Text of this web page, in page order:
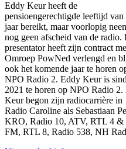
Eddy Keur heeft de
pensioengerechtigde leeftijd van
jaar bereikt, maar voorlopig
nog geen afscheid van de radio.
presentator heeft zijn contract
Omroep PowNed verlengd en
ook het komende jaar te horen
NPO Radio 2. Eddy Keur is
2021 te horen op NPO Radio 2.
Keur begon zijn radiocarrière in
Radio Caroline als Sebastiaan
KRO, Radio 10, ATV, RTL 4 &
FM, RTL 8, Radio 538, NH